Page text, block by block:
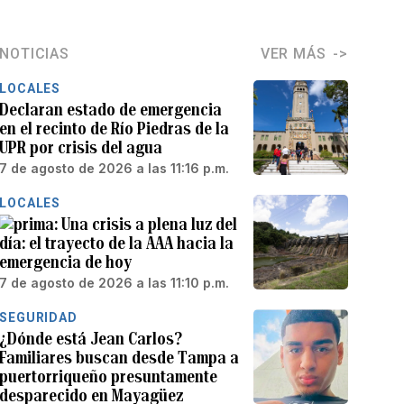
NOTICIAS VER MÁS
LOCALES
Declaran estado de emergencia
en el recinto de Río Piedras de la
UPR por crisis del agua
7 de agosto de 2026 a las 11:16 p.m.
LOCALES
Una crisis a plena luz del
día: el trayecto de la AAA hacia la
emergencia de hoy
7 de agosto de 2026 a las 11:10 p.m.
SEGURIDAD
¿Dónde está Jean Carlos?
Familiares buscan desde Tampa a
puertorriqueño presuntamente
desparecido en Mayagüez